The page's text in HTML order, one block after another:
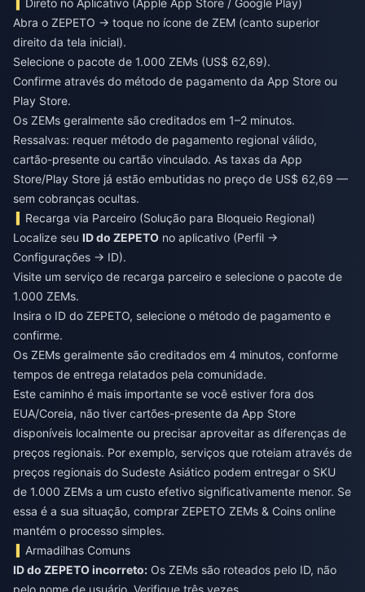
Direto no Aplicativo (Apple App Store / Google Play)
Abra o ZEPETO → toque no ícone de ZEM (canto superior
direito da tela inicial).
Selecione o pacote de 1.000 ZEMs (US$ 62,69).
Confirme através do método de pagamento da App Store ou
Play Store.
Os ZEMs geralmente são creditados em 1–2 minutos.
Ressalvas: requer método de pagamento regional válido,
cartão-presente ou cartão vinculado. As taxas da App
Store/Play Store já estão embutidas no preço de US$ 62,69 —
sem cobranças ocultas.
Recarga via Parceiro (Solução para Bloqueio Regional)
Localize seu ID do ZEPETO no aplicativo (Perfil →
Configurações → ID).
Visite um serviço de recarga parceiro e selecione o pacote de
1.000 ZEMs.
Insira o ID do ZEPETO, selecione o método de pagamento e
confirme.
Os ZEMs geralmente são creditados em 4 minutos, conforme
tempos de entrega relatados pela comunidade.
Este caminho é mais importante se você estiver fora dos
EUA/Coreia, não tiver cartões-presente da App Store
disponíveis localmente ou precisar aproveitar as diferenças de
preços regionais. Por exemplo, serviços que roteiam através de
preços regionais do Sudeste Asiático podem entregar o SKU
de 1.000 ZEMs a um custo efetivo significativamente menor. Se
essa é a sua situação, comprar ZEPETO ZEMs & Coins online
mantém o processo simples.
Armadilhas Comuns
ID do ZEPETO incorreto: Os ZEMs são roteados pelo ID, não